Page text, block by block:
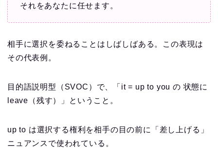
それをあなたに任せます。
相手に選択を委ねることはしばしばある。この表現は
その代表例。
目的語説明型（SVOC）で、「it = up to you の 状態に
leave（残す）」ということ。
up to は選択する権利を相手の目の前に「差し上げる」
ニュアンスで使われている。